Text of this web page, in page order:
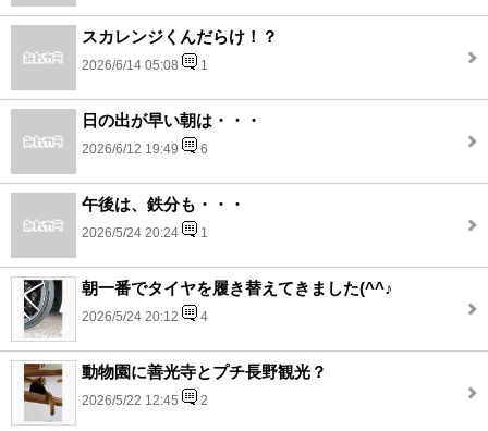
スカレンジくんだらけ！？
2026/6/14 05:08 1
日の出が早い朝は・・・
2026/6/12 19:49 6
午後は、鉄分も・・・
2026/5/24 20:24 1
朝一番でタイヤを履き替えてきました(^^♪
2026/5/24 20:12 4
動物園に善光寺とプチ長野観光？
2026/5/22 12:45 2